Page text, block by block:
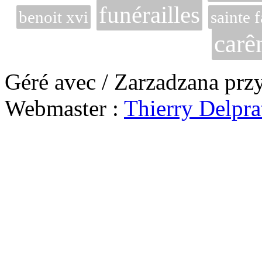
benoit xvi funérailles sainte
Géré avec / Zarzadzana
Webmaster : Thierry